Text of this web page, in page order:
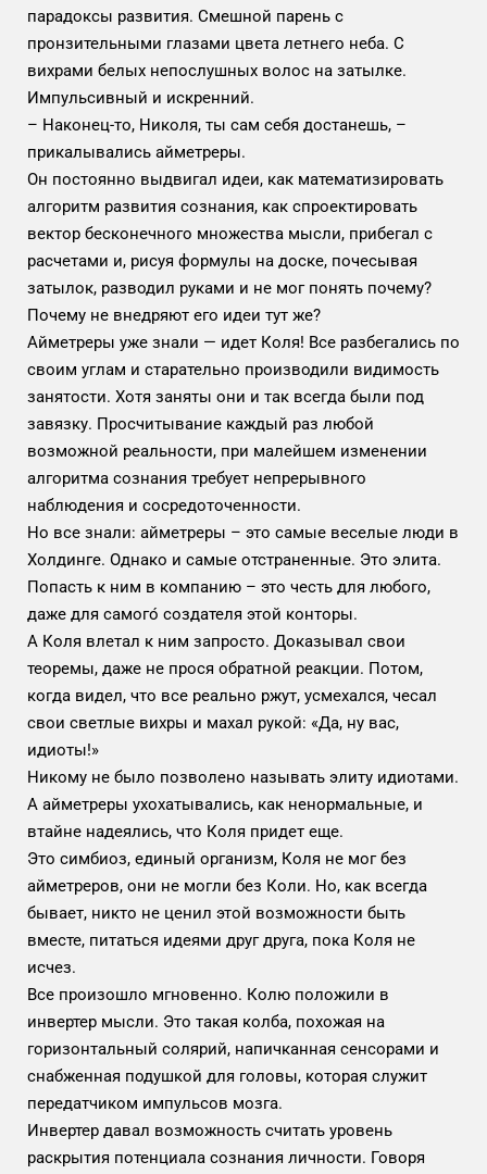
парадоксы развития. Смешной парень с
пронзительными глазами цвета летнего неба. С
вихрами белых непослушных волос на затылке.
Импульсивный и искренний.
– Наконец-то, Николя, ты сам себя достанешь, –
прикалывались айметреры.
Он постоянно выдвигал идеи, как математизировать
алгоритм развития сознания, как спроектировать
вектор бесконечного множества мысли, прибегал с
расчетами и, рисуя формулы на доске, почесывая
затылок, разводил руками и не мог понять почему?
Почему не внедряют его идеи тут же?
Айметреры уже знали — идет Коля! Все разбегались по
своим углам и старательно производили видимость
занятости. Хотя заняты они и так всегда были под
завязку. Просчитывание каждый раз любой
возможной реальности, при малейшем изменении
алгоритма сознания требует непрерывного
наблюдения и сосредоточенности.
Но все знали: айметреры – это самые веселые люди в
Холдинге. Однако и самые отстраненные. Это элита.
Попасть к ним в компанию – это честь для любого,
даже для самого́ создателя этой конторы.
А Коля влетал к ним запросто. Доказывал свои
теоремы, даже не прося обратной реакции. Потом,
когда видел, что все реально ржут, усмехался, чесал
свои светлые вихры и махал рукой: «Да, ну вас,
идиоты!»
Никому не было позволено называть элиту идиотами.
А айметреры ухохатывались, как ненормальные, и
втайне надеялись, что Коля придет еще.
Это симбиоз, единый организм, Коля не мог без
айметреров, они не могли без Коли. Но, как всегда
бывает, никто не ценил этой возможности быть
вместе, питаться идеями друг друга, пока Коля не
исчез.
Все произошло мгновенно. Колю положили в
инвертер мысли. Это такая колба, похожая на
горизонтальный солярий, напичканная сенсорами и
снабженная подушкой для головы, которая служит
передатчиком импульсов мозга.
Инвертер давал возможность считать уровень
раскрытия потенциала сознания личности. Говоря